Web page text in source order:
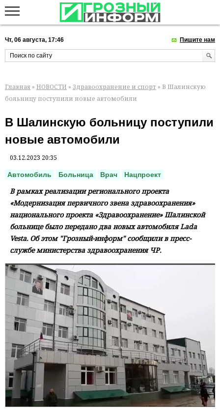
Чт, 06 августа, 17:46 Пишите нам
Главная » НОВОСТИ » Здравоохранение и спорт » В Шалинскую
больницу поступили новые автомобили
В Шалинскую больницу поступили
новые автомобили
03.12.2023 20:35
Автомобиль Больница Врач Нацпроект
В рамках реализации регионального проекта
«Модернизация первичного звена здравоохранения»
национального проекта «Здравоохранение» Шалинской
больнице было передано два новых автомобиля Lada
Vesta. Об этом "Грозный-информ" сообщили в пресс-
службе министерства здравоохранения ЧР.